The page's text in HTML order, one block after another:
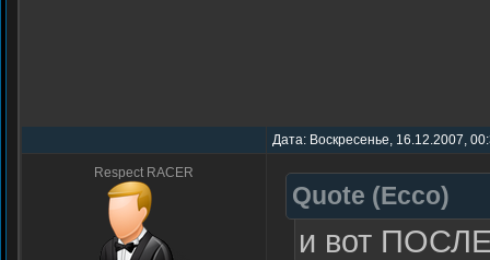
Дата: Воскресенье, 16.12.2007,
Respect RACER
Quote (Ecco)
и вот